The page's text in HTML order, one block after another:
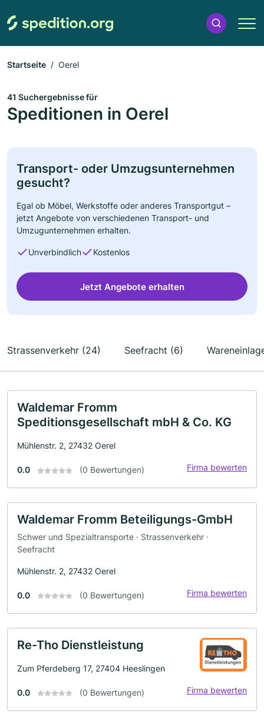
Startseite Oerel
41 Suchergebnisse für
Speditionen in Oerel
Transport- oder Umzugsunternehmen
gesucht?
Egal ob Möbel, Werkstoffe oder anderes Transportgut –
jetzt Angebote von verschiedenen Transport- und
Umzugunternehmen erhalten.
Unverbindlich Kostenlos
Jetzt Angebote erhalten
Strassenverkehr (24) Seefracht (6)
Waldemar Fromm
Speditionsgesellschaft mbH & Co. KG
Mühlenstr. 2, 27432 Oerel
0.0 (0 Bewertungen) Firma bewerten
Waldemar Fromm Beteiligungs-GmbH
Schwer und Spezialtransporte · Strassenverkehr ·
Seefracht
Mühlenstr. 2, 27432 Oerel
0.0 (0 Bewertungen) Firma bewerten
Re-Tho Dienstleistung
Zum Pferdeberg 17, 27404 Heeslingen
0.0 (0 Bewertungen) Firma bewerten